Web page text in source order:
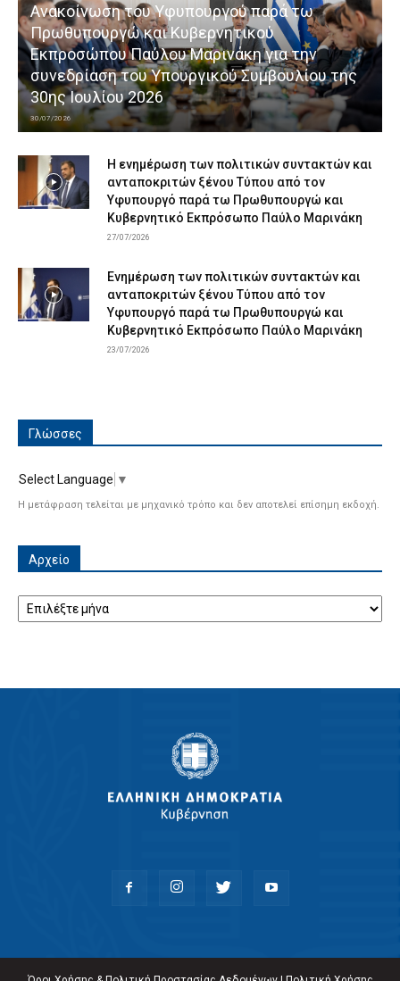
Ανακοίνωση του Υφυπουργού παρά τω
Πρωθυπουργώ και Κυβερνητικού
Εκπροσώπου Παύλου Μαρινάκη για την
συνεδρίαση του Υπουργικού Συμβουλίου της
30ης Ιουλίου 2026
30/07/2026
Η ενημέρωση των πολιτικών συντακτών και
ανταποκριτών ξένου Τύπου από τον
Υφυπουργό παρά τω Πρωθυπουργώ και
Κυβερνητικό Εκπρόσωπο Παύλο Μαρινάκη
27/07/2026
Ενημέρωση των πολιτικών συντακτών και
ανταποκριτών ξένου Τύπου από τον
Υφυπουργό παρά τω Πρωθυπουργώ και
Κυβερνητικό Εκπρόσωπο Παύλο Μαρινάκη
23/07/2026
Γλώσσες
Select Language ▼
Η μετάφραση τελείται με μηχανικό τρόπο και δεν αποτελεί επίσημη εκδοχή.
Αρχείο